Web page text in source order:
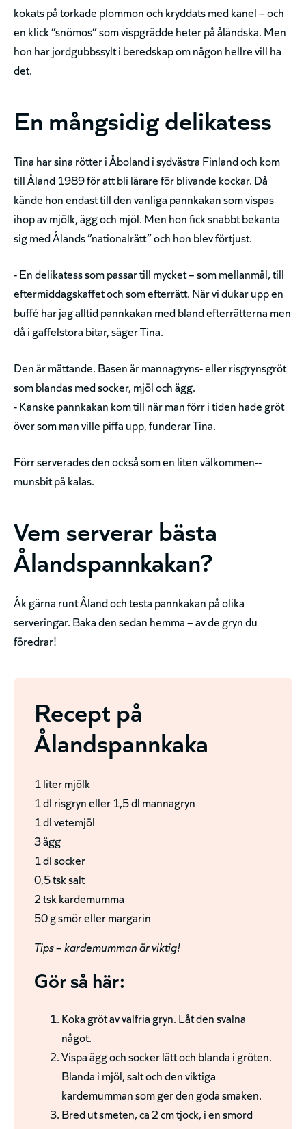
kokats på torkade plommon och kryddats med kanel – och
en klick ”snömos” som vispgrädde heter på åländska. Men
hon har jordgubbssylt i beredskap om någon hellre vill ha
det.
En mångsidig delikatess
Tina har sina rötter i Åboland i sydvästra Finland och kom
till Åland 1989 för att bli lärare för blivande kockar. Då
kände hon endast till den vanliga pannkakan som vispas
ihop av mjölk, ägg och mjöl. Men hon fick snabbt bekanta
sig med Ålands ”nationalrätt” och hon blev förtjust.
- En delikatess som passar till mycket – som mellanmål, till
eftermiddagskaffet och som efterrätt. När vi dukar upp en
buffé har jag alltid pannkakan med bland efterrätterna men
då i gaffelstora bitar, säger Tina.
Den är mättande. Basen är mannagryns- eller risgrynsgröt
som blandas med socker, mjöl och ägg.
- Kanske pannkakan kom till när man förr i tiden hade gröt
över som man ville piffa upp, funderar Tina.
Förr serverades den också som en liten välkommen-­
munsbit på kalas.
Vem serverar bästa
Ålandspannkakan?
Åk gärna runt Åland och testa pannkakan på olika
serveringar. Baka den sedan hemma – av de gryn du
föredrar!
Recept på
Ålandspannkaka
1 liter mjölk
1 dl risgryn eller 1,5 dl mannagryn
1 dl vetemjöl
3 ägg
1 dl socker
0,5 tsk salt
2 tsk kardemumma
50 g smör eller margarin
Tips – kardemumman är viktig!
Gör så här:
Koka gröt av valfria gryn. Låt den svalna
något.
Vispa ägg och socker lätt och blanda i gröten.
Blanda i mjöl, salt och den viktiga
kardemumman som ger den goda smaken.
Bred ut smeten, ca 2 cm tjock, i en smord